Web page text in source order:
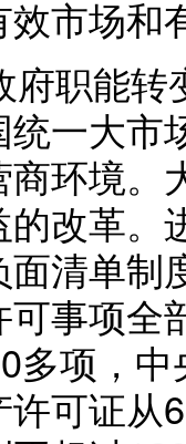
市场和
职能转
一大市
环境。
改革。
清单制
事项全
多项，
可证从